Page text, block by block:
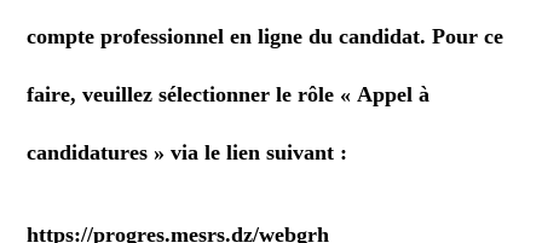
compte professionnel en ligne du candidat. Pour ce
faire, veuillez sélectionner le rôle « Appel à
candidatures » via le lien suivant :
https://progres.mesrs.dz/webgrh